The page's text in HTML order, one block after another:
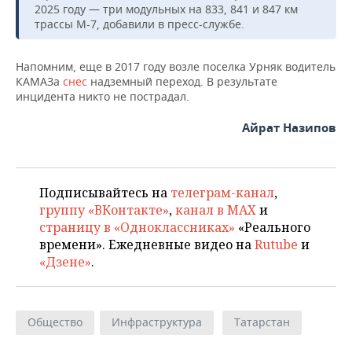
2025 году — три модульных на 833, 841 и 847 км
трассы М-7, добавили в пресс-службе.
Напомним, еще в 2017 году возле поселка Урняк водитель
КАМАЗа снес надземный переход. В результате
инцидента никто не пострадал.
Айрат Назипов
Подписывайтесь на телеграм-канал,
группу «ВКонтакте»,канал в MAXи
страницу в «Одноклассниках» «Реального
времени». Ежедневные видео наRutube и
«Дзене».
Общество Инфраструктура Татарстан